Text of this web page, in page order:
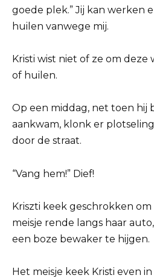
goede plek.” Jij kan werken
huilen vanwege mij.
Kristi wist niet of ze om deze
of huilen.
Op een middag, net toen hij
aankwam, klonk er
door de straat.
“Vang hem!” Dief!
Kriszti keek geschrokken
meisje rende langs haar
een boze bewaker te hijgen.
Het meisje keek Kristi even